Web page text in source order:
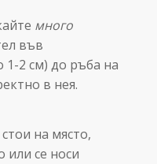
много
във
1-2 см) до ръба на
в нея.
на място,
или се носи